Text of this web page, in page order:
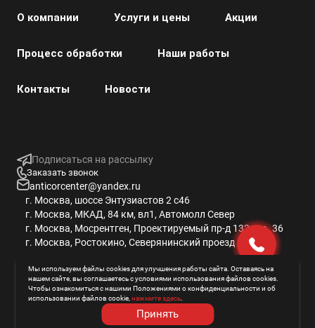
Мы используем файлы cookies для улучшения работы сайта. Оставаясь на
нашем сайте, вы соглашаетесь с условиями использования файлов cookies.
Чтобы ознакомиться с нашими Положениями о конфиденциальности и об
использовании файлов cookie,нажмите здесь
Принять
О компании Услуги и цены Акции
Процесс обработки Наши работы
Контакты Новости
Подписаться на рассылку
Заказать звонок
anticorcenter@yandex.ru
г. Москва, шоссе Энтузиастов 2 с46
г. Москва, МКАД, 84 км, вл1, Автомолл Север
г. Москва, Мосрентген, Проектируемый пр-д 133 стр. 36
г. Москва, Ростокино, Северянинский проезд 6 с14
© 2013 -2026Антикор Центр
Правообладатель ООО "Элемент Групп"
ИНН/КПП 7716750960/771601001
ОГРН 1137746673107